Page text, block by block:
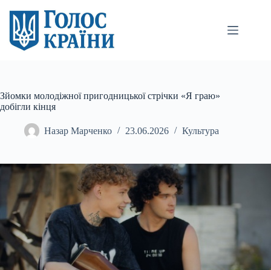
вмісту
Зйомки молодіжної пригодницької стрічки «Я граю»
добігли кінця
Назар Марченко 23.06.2026 Культура